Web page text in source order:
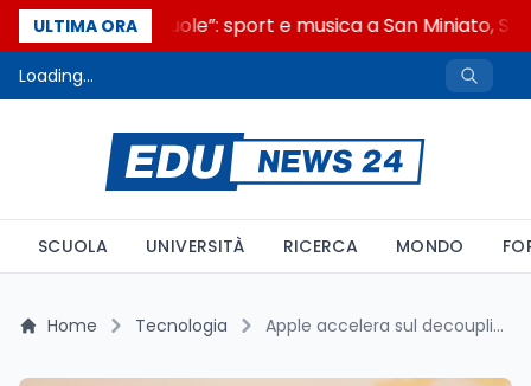
ULTIMA ORA
“Noi siamo le Scuole”: sport e musica a San Miniato,
Loading...
SCUOLA UNIVERSITÀ RICERCA MONDO
Home Tecnologia Apple accelera sul decoupling dalla Cina: l’India al centro della nuova strategia produttiva anti-dazi